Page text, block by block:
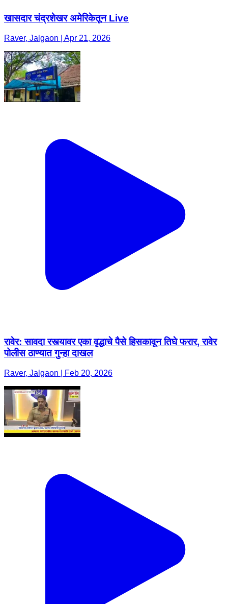
खासदार चंद्रशेखर अमेरिकेतून Live
Raver, Jalgaon | Apr 21, 2026
रावेर: सावदा रस्त्यावर एका वृद्धाचे पैसे हिसकावून तिघे फरार, रावेर
पोलीस ठाण्यात गुन्हा दाखल
Raver, Jalgaon | Feb 20, 2026